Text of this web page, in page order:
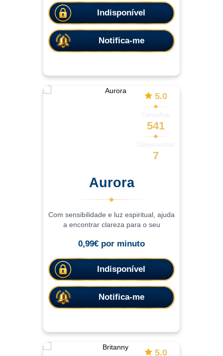
orientação para decisões importantes
da vi
Indisponível
Notifica-me
5.0
Consultas
541
Depoimentos
7
Aurora
Com sensibilidade e luz espiritual, ajuda
a encontrar clareza para o seu
sensível e intuitiva, as consultas ajudam
leveza emocional
0,99€ por minuto
Indisponível
Notifica-me
5.0